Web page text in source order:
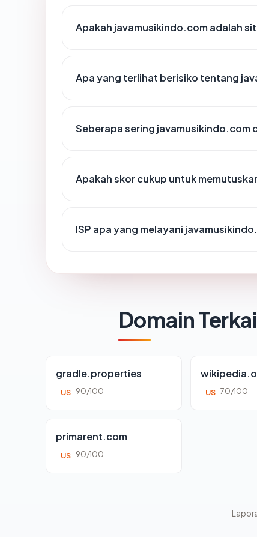
Apakah javamusikindo.com adalah
Apa yang terlihat berisiko tentang
Seberapa sering javamusikindo.com
Apakah skor cukup untuk
ISP apa yang melayani
Domain
gradle.properties
US 90/100 US 70/100
primarent.com
US 90/100